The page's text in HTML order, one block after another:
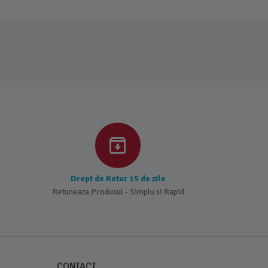
Drept de Retur 15 de zile
Retuneaza Produsul - Simplu si Rapid